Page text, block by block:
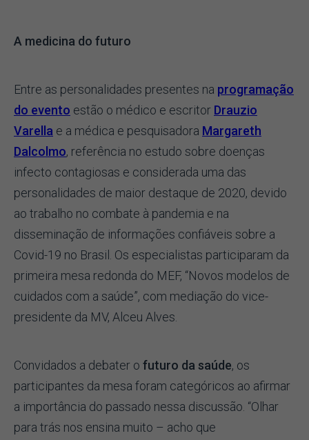
A medicina do futuro
Entre as personalidades presentes na programação
do evento estão o médico e escritor Drauzio
Varella e a médica e pesquisadora Margareth
Dalcolmo, referência no estudo sobre doenças
infecto contagiosas e considerada uma das
personalidades de maior destaque de 2020, devido
ao trabalho no combate à pandemia e na
disseminação de informações confiáveis sobre a
Covid-19 no Brasil. Os especialistas participaram da
primeira mesa redonda do MEF, “Novos modelos de
cuidados com a saúde”, com mediação do vice-
presidente da MV, Alceu Alves.
Convidados a debater o futuro da saúde, os
participantes da mesa foram categóricos ao afirmar
a importância do passado nessa discussão. “Olhar
para trás nos ensina muito – acho que